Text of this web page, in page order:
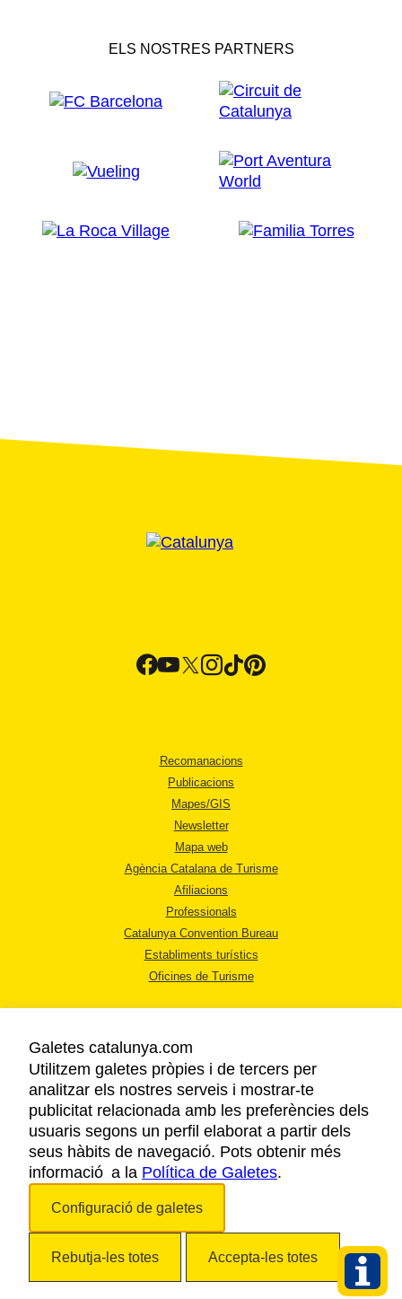
ELS NOSTRES PARTNERS
Recomanacions
Publicacions
Mapes/GIS
Newsletter
Mapa web
Agència Catalana de Turisme
Afiliacions
Professionals
Catalunya Convention Bureau
Establiments turístics
Oficines de Turisme
AVÍS LEGAL
POLÍTICA DE PRIVACITAT
COOKIES
ACCESSIBILITAT
Galetes catalunya.com
Utilitzem galetes pròpies i de tercers per
analitzar els nostres serveis i mostrar-te
publicitat relacionada amb les preferències dels
usuaris segons un perfil elaborat a partir dels
seus hàbits de navegació. Pots obtenir més
informació a la Política de Galetes.
Configuració de galetes
Rebutja-les totes Accepta-les totes